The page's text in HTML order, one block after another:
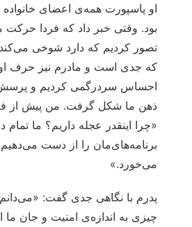
او پاسپورت همه‌ی اعضای خانواده
بود. وقتی خبر داد که فردا
تصور کردیم که دارد شوخی
که جدی است و مادرم نیز حرف او
احساس سردرگمی کردیم و
ذهن ما شکل گرفت. من پیش از
«چرا اینقدر عجله داریم؟ ما
برنامه‌های‌مان را از دست
می‌خورد.»
پدرم با نگاهی جدی گفت:
چیزی به اندازه‌ی امنیت و جان ما